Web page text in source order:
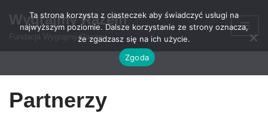
Przejdź
Wygrajmy Razem
Fundacja Wygrajmy Razem
Partnerzy
Ta strona korzysta z ciasteczek aby świadczyć usługi na
najwyższym poziomie. Dalsze korzystanie ze strony oznacza,
że zgadzasz się na ich użycie.
Zgoda